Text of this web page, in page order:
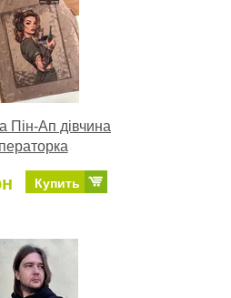
Пін-Ап дівчина
Купить